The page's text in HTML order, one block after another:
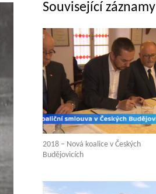
Související záznamy
2018 – Nová koalice v Českých
Budějovicích